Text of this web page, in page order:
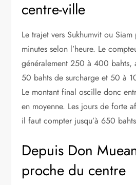
centre-ville
Le trajet vers Sukhumvit ou
minutes selon l’heure. Le
généralement 250 à 400 bahts,
50 bahts de surcharge et 50 à
Le montant final oscille donc
en moyenne. Les jours de forte
il faut compter jusqu’à 650
Depuis Don
proche du centre